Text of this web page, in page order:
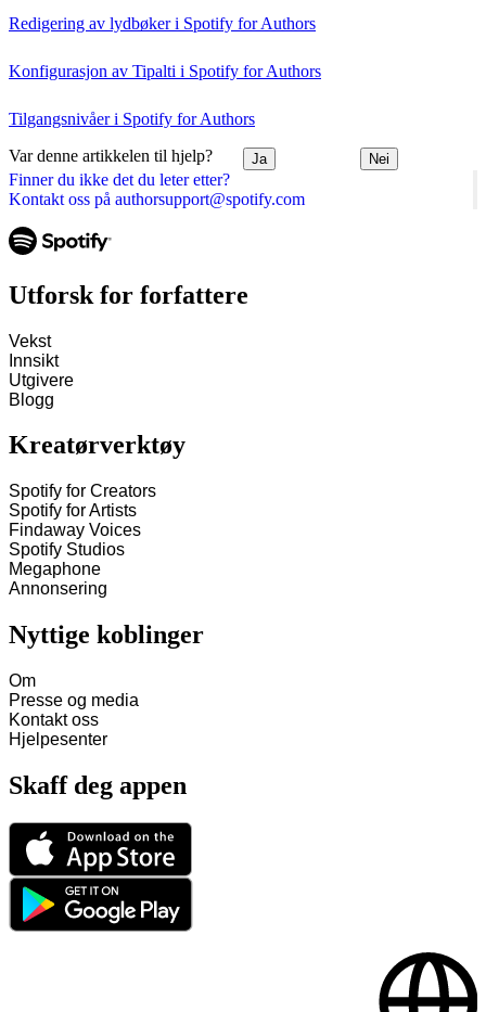
Finner du ikke det du leter etter?
Kontakt oss på authorsupport@spotify.com
Redigering av lydbøker i Spotify for Authors
Konfigurasjon av Tipalti i Spotify for Authors
Tilgangsnivåer i Spotify for Authors
Var denne artikkelen til hjelp? Ja Nei
Utforsk for forfattere
Vekst
Innsikt
Utgivere
Blogg
Kreatørverktøy
Spotify for Creators
Spotify for Artists
Findaway Voices
Spotify Studios
Megaphone
Annonsering
Nyttige koblinger
Om
Presse og media
Kontakt oss
Hjelpesenter
Skaff deg appen